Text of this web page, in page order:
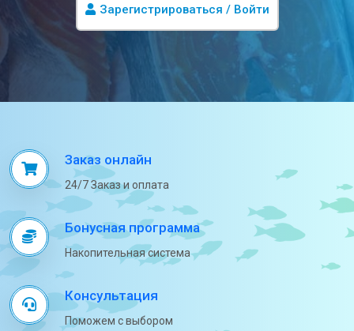
Зарегистрироваться / Войти
Заказ онлайн
24/7 Заказ и оплата
Бонусная программа
Накопительная система
Консультация
Поможем с выбором